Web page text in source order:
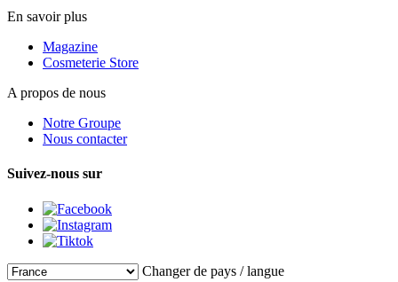
En savoir plus
Magazine
Cosmeterie Store
A propos de nous
Notre Groupe
Nous contacter
Suivez-nous sur
Changer de pays / langue